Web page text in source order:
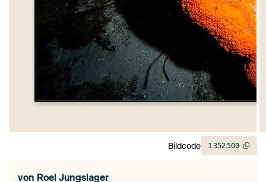
von Roel Jungslager
Bildcode 1352500